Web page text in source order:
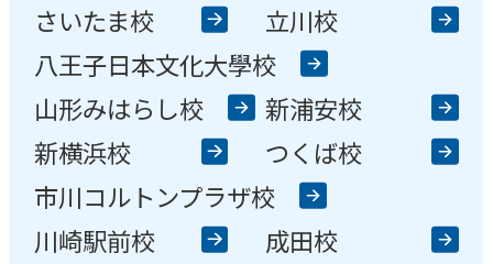
さいたま校
立川校
八王子日本文化大學校
山形みはらし校
新浦安校
新横浜校
つくば校
市川コルトンプラザ校
川崎駅前校
成田校